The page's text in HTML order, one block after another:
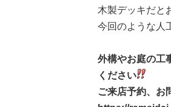
木製デッキだと
今回のような人
外構やお庭の工
ください
ご来店予約、お